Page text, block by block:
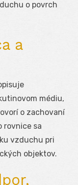
o povrch
a
médiu,
o zachovaní
rovnice sa
vzduchu pri
objektov.